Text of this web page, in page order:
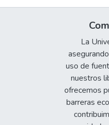
La
uso de
nuestros
ofrecemos
barreras